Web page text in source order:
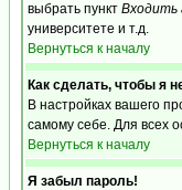
выбрать пункт Входить
университете и т.д.
Вернуться к началу
Как сделать, чтобы я
В настройках вашего
самому себе. Для всех
Вернуться к началу
Я забыл пароль!